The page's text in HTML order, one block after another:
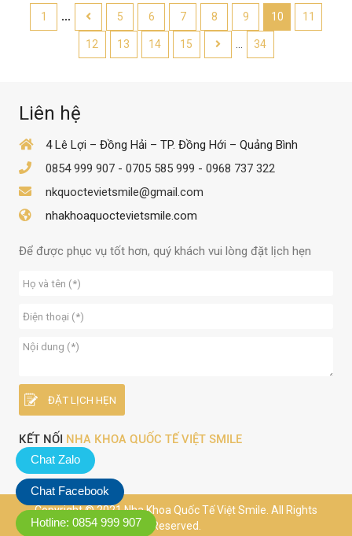
1 ... 5 6 7 8 9 10 11
12 13 14 15 34
Liên hệ
4 Lê Lợi – Đồng Hải – TP. Đồng Hới – Quảng Bình
0854 999 907 - 0705 585 999 - 0968 737 322
nkquoctevietsmile@gmail.com
nhakhoaquoctevietsmile.com
Để được phục vụ tốt hơn, quý khách vui lòng đặt lịch hẹn
KẾT NỐI NHA KHOA QUỐC TẾ VIỆT SMILE
Copyright © 2021 Nha Khoa Quốc Tế Việt Smile. All Rights
Reserved.
Chat Zalo
Chat Facebook
Hotline: 0854 999 907